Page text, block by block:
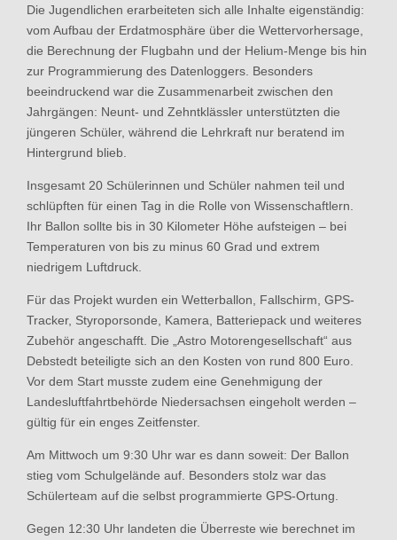
Die Jugendlichen erarbeiteten sich alle Inhalte eigenständig:
vom Aufbau der Erdatmosphäre über die Wettervorhersage,
die Berechnung der Flugbahn und der Helium-Menge bis hin
zur Programmierung des Datenloggers. Besonders
beeindruckend war die Zusammenarbeit zwischen den
Jahrgängen: Neunt- und Zehntklässler unterstützten die
jüngeren Schüler, während die Lehrkraft nur beratend im
Hintergrund blieb.
Insgesamt 20 Schülerinnen und Schüler nahmen teil und
schlüpften für einen Tag in die Rolle von Wissenschaftlern.
Ihr Ballon sollte bis in 30 Kilometer Höhe aufsteigen – bei
Temperaturen von bis zu minus 60 Grad und extrem
niedrigem Luftdruck.
Für das Projekt wurden ein Wetterballon, Fallschirm, GPS-
Tracker, Styroporsonde, Kamera, Batteriepack und weiteres
Zubehör angeschafft. Die „Astro Motorengesellschaft“ aus
Debstedt beteiligte sich an den Kosten von rund 800 Euro.
Vor dem Start musste zudem eine Genehmigung der
Landesluftfahrtbehörde Niedersachsen eingeholt werden –
gültig für ein enges Zeitfenster.
Am Mittwoch um 9:30 Uhr war es dann soweit: Der Ballon
stieg vom Schulgelände auf. Besonders stolz war das
Schülerteam auf die selbst programmierte GPS-Ortung.
Gegen 12:30 Uhr landeten die Überreste wie berechnet im